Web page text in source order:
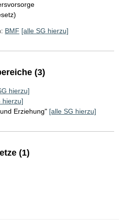
BMF [alle SG hierzu]
(3)
hierzu]
hierzu]
Erziehung" [alle SG hierzu]
(1)